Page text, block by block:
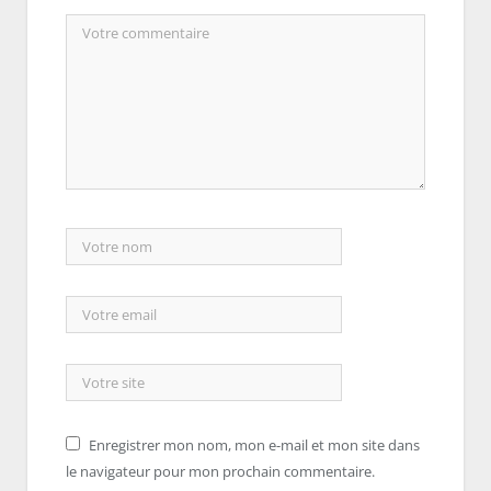
Enregistrer mon nom, mon e-mail et mon site dans
le navigateur pour mon prochain commentaire.